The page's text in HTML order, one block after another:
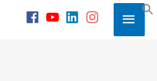
Main